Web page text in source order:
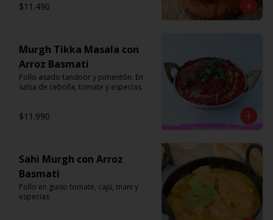
$11.490
Murgh Tikka Masala con
Arroz Basmati
Pollo asado tandoor y pimentón. En
salsa de cebolla, tomate y especias
$11.990
Sahi Murgh con Arroz
Basmati
Pollo en guiso tomate, cajú, mani y
especias